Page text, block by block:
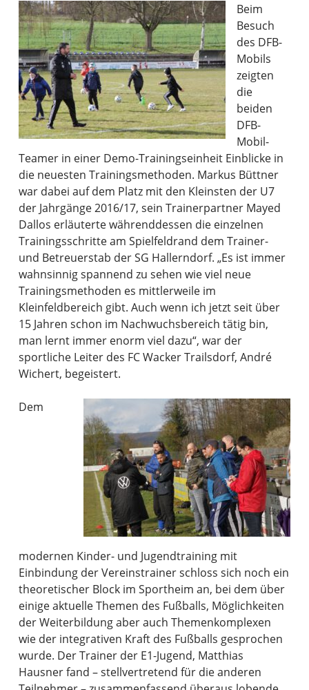
Beim
Besuch
des DFB-
Mobils
zeigten
die
beiden
DFB-
Mobil-
Teamer in einer Demo-Trainingseinheit Einblicke in
die neuesten Trainingsmethoden. Markus Büttner
war dabei auf dem Platz mit den Kleinsten der U7
der Jahrgänge 2016/17, sein Trainerpartner Mayed
Dallos erläuterte währenddessen die einzelnen
Trainingsschritte am Spielfeldrand dem Trainer-
und Betreuerstab der SG Hallerndorf. „Es ist immer
wahnsinnig spannend zu sehen wie viel neue
Trainingsmethoden es mittlerweile im
Kleinfeldbereich gibt. Auch wenn ich jetzt seit über
15 Jahren schon im Nachwuchsbereich tätig bin,
man lernt immer enorm viel dazu“, war der
sportliche Leiter des FC Wacker Trailsdorf, André
Wichert, begeistert.
Dem
modernen Kinder- und Jugendtraining mit
Einbindung der Vereinstrainer schloss sich noch ein
theoretischer Block im Sportheim an, bei dem über
einige aktuelle Themen des Fußballs, Möglichkeiten
der Weiterbildung aber auch Themenkomplexen
wie der integrativen Kraft des Fußballs gesprochen
wurde. Der Trainer der E1-Jugend, Matthias
Hausner fand – stellvertretend für die anderen